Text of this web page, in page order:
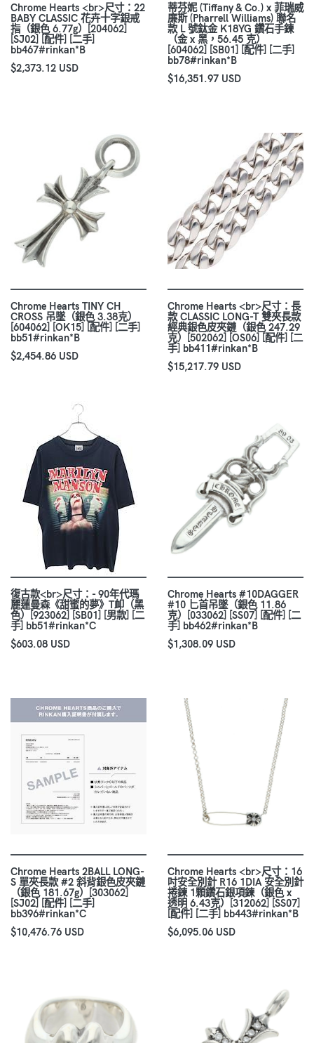
Chrome Hearts <br>尺寸：22
BABY CLASSIC 花卉十字銀戒
指（銀色 6.77g）[204062]
[SJ02] [配件] [二手]
bb467#rinkan*B
$2,373.12 USD
蒂芬妮 (Tiffany & Co.) x 菲瑞威
廉斯 (Pharrell Williams) 聯名
款 L 號鈦金 K18YG 鑽石手鍊
（金 x 黑，56.45 克）
[604062] [SB01] [配件] [二手]
bb78#rinkan*B
$16,351.97 USD
Chrome Hearts TINY CH
CROSS 吊墜（銀色 3.38克）
[604062] [OK15] [配件] [二手]
bb51#rinkan*B
$2,454.86 USD
Chrome Hearts <br>尺寸：長
款 CLASSIC LONG-T 雙夾長款
經典銀色皮夾鏈（銀色 247.29
克）[502062] [OS06] [配件] [二
手] bb411#rinkan*B
$15,217.79 USD
復古款<br>尺寸：- 90年代瑪
麗蓮曼森《甜蜜的夢》T卹（黑
色）[923062] [SB01] [男款] [二
手] bb51#rinkan*C
$603.08 USD
Chrome Hearts #10DAGGER
#10 匕首吊墜（銀色 11.86
克）[033062] [SS07] [配件] [二
手] bb462#rinkan*B
$1,308.09 USD
Chrome Hearts 2BALL LONG-
S 單夾長款 #2 斜背銀色皮夾鏈
（銀色 181.67g）[303062]
[SJ02] [配件] [二手]
bb396#rinkan*C
$10,476.76 USD
Chrome Hearts <br>尺寸：16
吋安全別針 R16 1DIA 安全別針
捲鍊 1顆鑽石銀項鍊（銀色 x
透明 6.43克）[312062] [SS07]
[配件] [二手] bb443#rinkan*B
$6,095.06 USD